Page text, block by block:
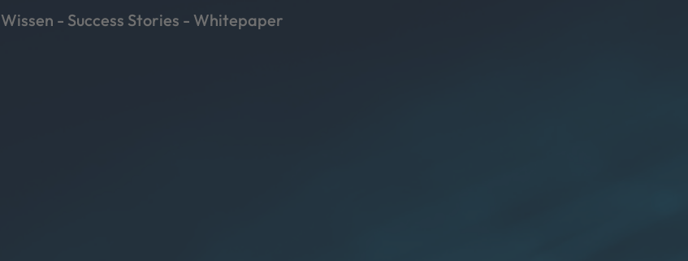
Wissen - Success Stories - Whitepaper